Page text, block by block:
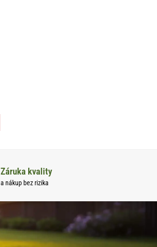
Záruka kvality
a nákup bez rizika